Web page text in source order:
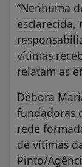
“Nenhuma
esclarecida,
vítimas
relatam as
Débora
fundadoras
rede
de vítimas
Pinto/